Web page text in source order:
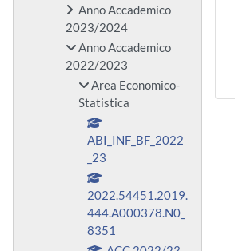
Anno Accademico
2023/2024
Anno Accademico
2022/2023
Area Economico-
Statistica
ABI_INF_BF_2022
_23
2022.54451.2019.
444.A000378.N0_
8351